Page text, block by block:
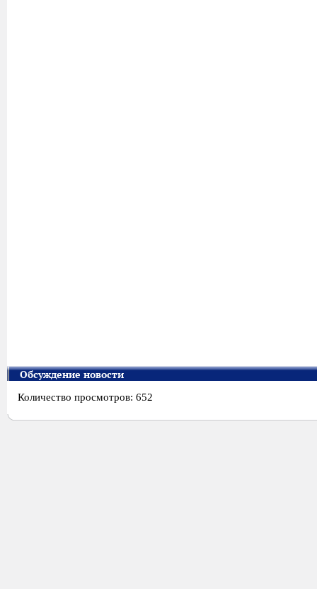
Обсуждение новости
Количество просмотров: 652